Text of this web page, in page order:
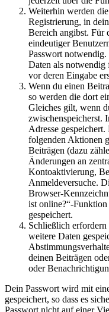
Weiterhin werden
Registrierung, in
Bereich angibst. Für
eindeutiger
Passwort
Daten als notwendig
vor deren Eingabe
Wenn du einen
so werden die dort
Gleiches gilt, wenn
zwischenspeicherst.
Adresse
folgenden Aktionen
Beiträgen (dazu
Änderungen an
Kontoaktivierung,
Anmeldeversuche.
Browser-
ist online?“-
gespeichert.
Schließlich erfordern
weitere Daten
deinen Beiträgen
oder
Dein Passwort wird mit
gespeichert, so dass es
Passwort nicht auf einer